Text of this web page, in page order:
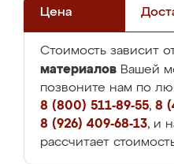
Цена
Стоимость зависит
материалов Вашей
позвоните нам по
8 (800) 511-89-55, 8
8 (926) 409-68-13, и
рассчитает